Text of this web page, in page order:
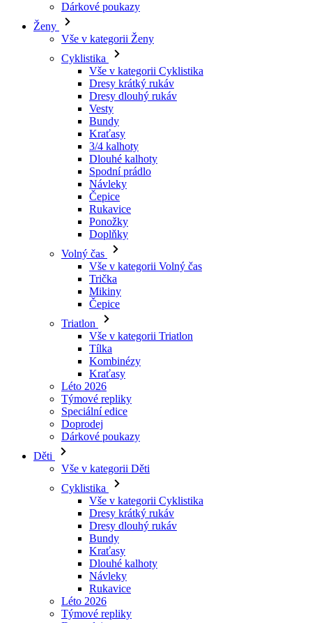
Vše v kategorii Cyklistika
Dresy dlouhý rukáv
Vesty
Bundy
Kraťasy
3/4 kalhoty
Dlouhé kalhoty
Spodní prádlo
Návleky
Čepice
Rukavice
Ponožky
Doplňky
Volný čas
Vše v kategorii Volný čas
Trička
Mikiny
Čepice
Triatlon
Vše v kategorii Triatlon
Tílka
Kombinézy
Kraťasy
Léto 2026
Týmové repliky
Speciální edice
Doprodej
Dárkové poukazy
Děti
Vše v kategorii Děti
Cyklistika
Vše v kategorii Cyklistika
Dresy dlouhý rukáv
Bundy
Kraťasy
Dlouhé kalhoty
Návleky
Rukavice
Léto 2026
Týmové repliky
Doprodej
Speciální edice
Dárkové poukazy
Vlastní design
Příběhy